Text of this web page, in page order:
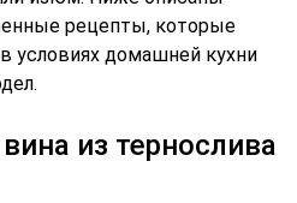
рецепты, которые
условиях домашней кухни
из тернослива